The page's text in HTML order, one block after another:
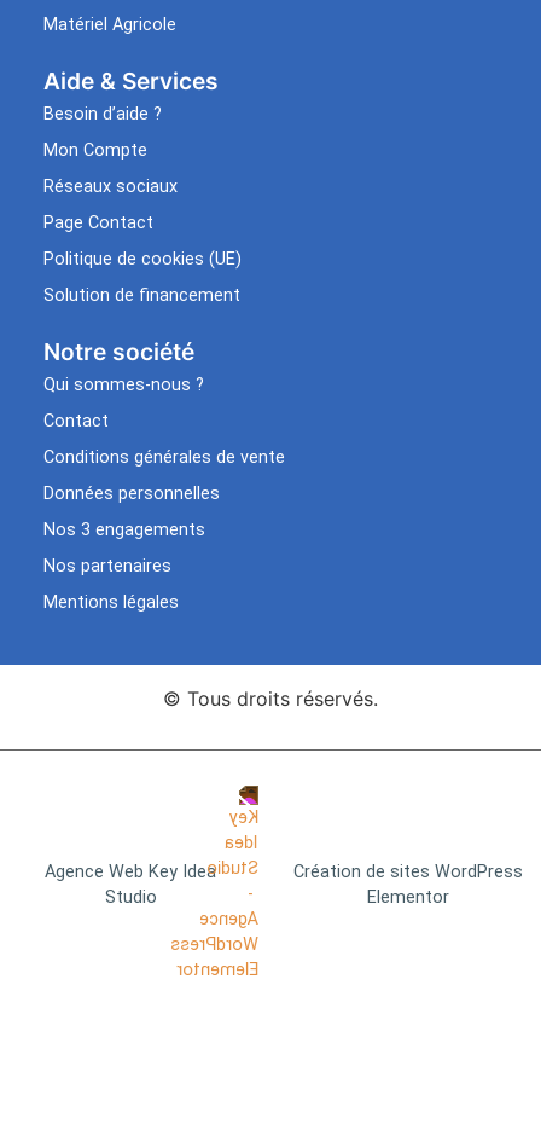
Matériel Agricole
Aide & Services​
Besoin d’aide ?
Mon Compte
Réseaux sociaux
Page Contact
Politique de cookies (UE)
Solution de financement
Notre société
Qui sommes-nous ?
Contact
Conditions générales de vente
Données personnelles
Nos 3 engagements
Nos partenaires
Mentions légales
© Tous droits réservés.
Agence Web Key Idea
Studio
Création de sites WordPress
Elementor